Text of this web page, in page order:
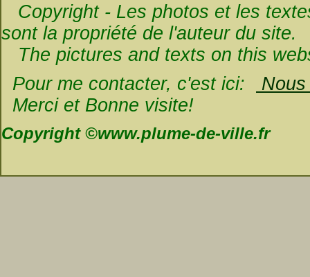
Copyright - Les photos et les
sont la propriété de l'auteur du site.
The pictures and texts on this
Pour me contacter, c'est ici:
Merci et Bonne visite!
Copyright ©www.plume-de-ville.fr